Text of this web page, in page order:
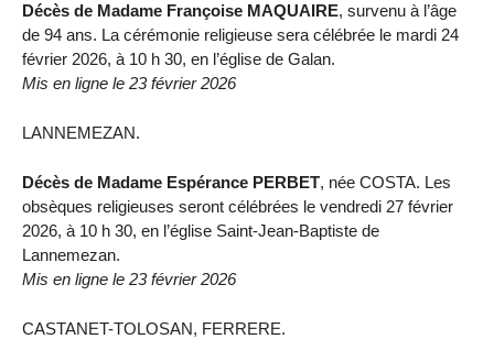
Décès de Madame Françoise MAQUAIRE, survenu à l’âge
de 94 ans. La cérémonie religieuse sera célébrée le mardi 24
février 2026, à 10 h 30, en l’église de Galan.
Mis en ligne le 23 février 2026
LANNEMEZAN.
Décès de Madame Espérance PERBET, née COSTA. Les
obsèques religieuses seront célébrées le vendredi 27 février
2026, à 10 h 30, en l’église Saint-Jean-Baptiste de
Lannemezan.
Mis en ligne le 23 février 2026
CASTANET-TOLOSAN, FERRERE.